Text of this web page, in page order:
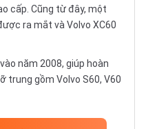
cấp. Cũng từ đây, một
ra mắt và Volvo XC60
năm 2008, giúp hoàn
trung gồm Volvo S60, V60